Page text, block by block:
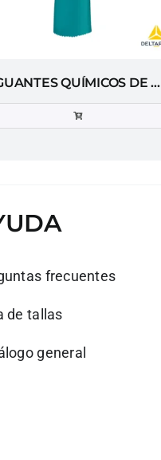
GUANTES QUÍMICOS DE NITRILO EN ESPUMA DELTA PLUS
frecuentes
de tallas
general